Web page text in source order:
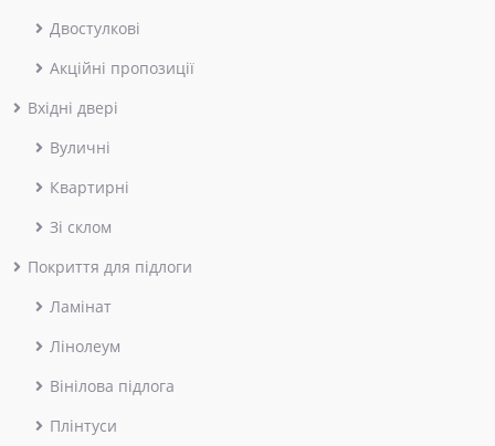
Двостулкові
Акційні пропозиції
Вхідні двері
Вуличні
Квартирні
Зі склом
Покриття для підлоги
Ламінат
Лінолеум
Вінілова підлога
Плінтуси